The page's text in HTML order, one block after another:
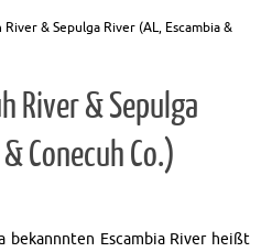
& Sepulga River (AL, Escambia &
River & Sepulga
Conecuh Co.)
bekannnten Escambia River heißt